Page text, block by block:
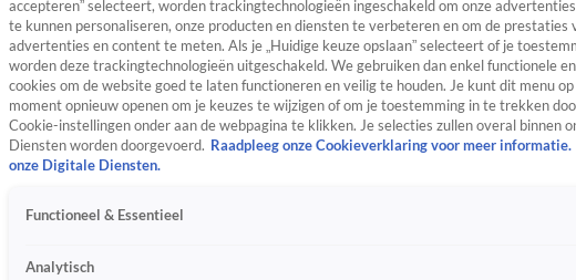
accepteren” selecteert, worden trackingtechnologieën ingeschakeld om onze
te kunnen personaliseren, onze producten en diensten te verbeteren en om de prestaties
advertenties en content te meten. Als je „Huidige keuze opslaan” selecteert of je
worden deze trackingtechnologieën uitgeschakeld. We gebruiken dan enkel functionele
cookies om de website goed te laten functioneren en veilig te houden. Je kunt dit menu
moment opnieuw openen om je keuzes te wijzigen of om je toestemming in te trekken
Cookie-instellingen onder aan de webpagina te klikken. Je selecties zullen overal binnen
Diensten worden doorgevoerd. Raadpleeg onze Cookieverklaring voor meer informatie.
onze Digitale Diensten.
Functioneel & Essentieel
Analytisch